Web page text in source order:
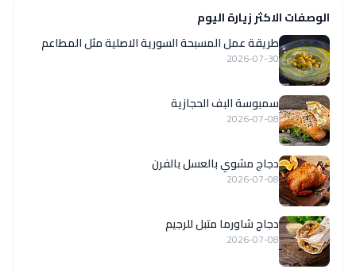
الوصفات الاكثر زيارة اليوم
‏طريقة عمل المسبحة السورية الاصلية مثل المطاعم
2026-07-30
سمبوسة البف الحجازية
2026-07-08
دجاج مشوي بالعسل بالفرن
2026-07-08
دجاج شاورما متبل للرجيم
2026-07-08